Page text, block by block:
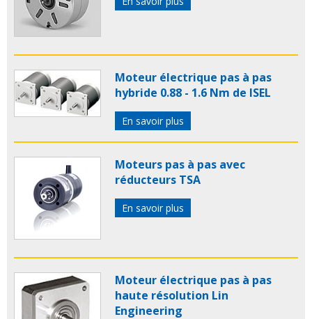
Moteur électrique pas à pas
hybride 0.88 - 1.6 Nm de ISEL
En savoir plus
Moteurs pas à pas avec
réducteurs TSA
En savoir plus
Moteur électrique pas à pas
haute résolution Lin
Engineering